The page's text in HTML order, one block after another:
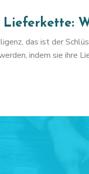
das ist der
indem sie ihre